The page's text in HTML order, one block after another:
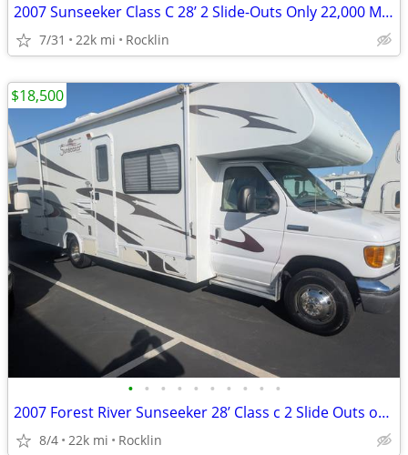
2007 Sunseeker Class C 28’ 2 Slide-Outs Only 22,000 Miles
7/31 22k mi Rocklin
• • • • • • • • • •
2007 Forest River Sunseeker 28’ Class c 2 Slide Outs only 22k
8/4 22k mi Rocklin
$18,500